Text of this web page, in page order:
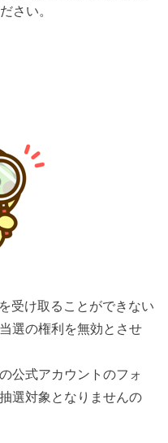
さい。
受け取ることができない
選の権利を無効とさせ
公式アカウントのフォ
選対象となりませんの